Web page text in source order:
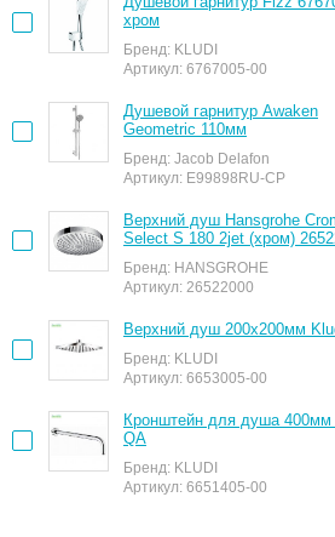
хром
Бренд: KLUDI
Артикул: 6767005-00
Душевой гарнитур Awaken
Geometric 110мм
Бренд: Jacob Delafon
Артикул: E99898RU-CP
Верхний душ Hansgrohe
Select S 180 2jet (хром)
Бренд: HANSGROHE
Артикул: 26522000
Верхний душ 200х200мм
Бренд: KLUDI
Артикул: 6653005-00
Кронштейн для душа 400мм
QA
Бренд: KLUDI
Артикул: 6651405-00